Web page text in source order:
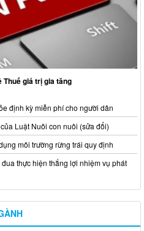
Thuế giá trị gia tăng
định kỳ miễn phí cho người dân
Luật Nuôi con nuôi (sửa đổi)
môi trường rừng trái quy định
thực hiện thắng lợi nhiệm vụ phát